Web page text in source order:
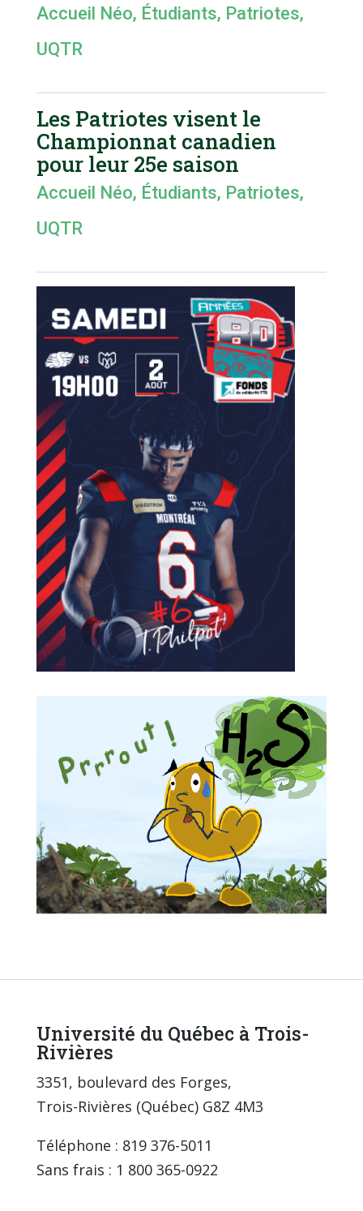
Accueil Néo, Étudiants, Patriotes,
UQTR
Les Patriotes visent le
Championnat canadien
pour leur 25e saison
Accueil Néo, Étudiants, Patriotes,
UQTR
Université du Québec à Trois-
Rivières
3351, boulevard des Forges,
Trois-Rivières (Québec) G8Z 4M3
Téléphone : 819 376-5011
Sans frais : 1 800 365-0922